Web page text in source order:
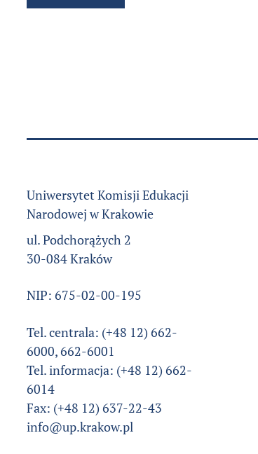
Uniwersytet Komisji Edukacji
Narodowej w Krakowie
ul. Podchorążych 2
30-084 Kraków
NIP: 675-02-00-195
Tel. centrala: (+48 12) 662-
6000, 662-6001
Tel. informacja: (+48 12) 662-
6014
Fax: (+48 12) 637-22-43
info@up.krakow.pl